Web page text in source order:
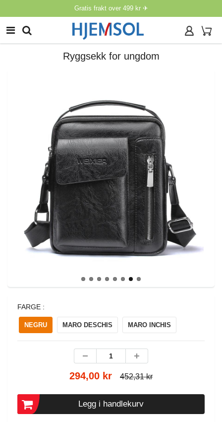
Gratis frakt over 499 kr ✈
Ryggsekk for ungdom
FARGE :
NEGRU MARO DESCHIS MARO INCHIS
294,00 kr 452,31 kr
Legg i handlekurv